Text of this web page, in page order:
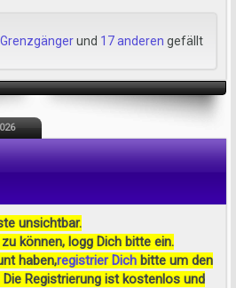
Grenzgängerund 17 anderen gefällt
unsichtbar.
können, logg Dich bitte ein.
haben,registrier Dich bitte um den
Registrierung ist kostenlos und